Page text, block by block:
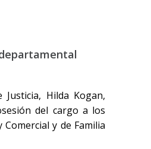
Hilda Kogan,
del cargo a los
y de Familia